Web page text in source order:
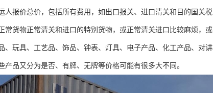
报价总价，包括所有费用，如出口报关、进口清关和目的国关税
常货物正常清关和进口的特别货物，或正常清关进口比较麻烦，
、玩具、工艺品、饰品、钟表、灯具、电子产品、化工产品、对
品又分为是否、有牌、无牌等价格可能有很多大不同。